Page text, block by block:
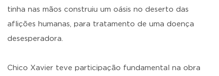
tinha nas mãos construiu um oásis no deserto das
aflições humanas, para tratamento de uma doença
desesperadora.
Chico Xavier teve participação fundamental na obra